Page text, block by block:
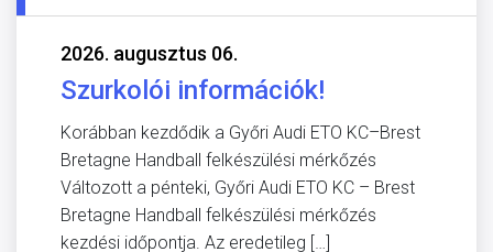
2026. augusztus 06.
Szurkolói információk!
Korábban kezdődik a Győri Audi ETO KC–Brest
Bretagne Handball felkészülési mérkőzés
Változott a pénteki, Győri Audi ETO KC – Brest
Bretagne Handball felkészülési mérkőzés
kezdési időpontja. Az eredetileg […]